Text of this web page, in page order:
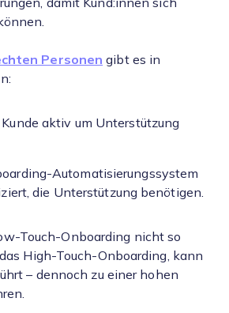
damit Kund:innen sich
Personen gibt es in
aktiv um Unterstützung
Automatisierungssystem
die Unterstützung benötigen.
Touch-Onboarding nicht so
High-Touch-Onboarding, kann
– dennoch zu einer hohen